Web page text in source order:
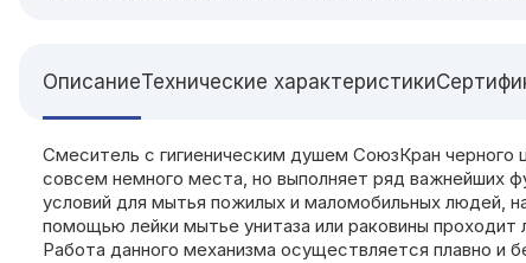
ОписаниеТехнические характеристики
Смеситель с гигиеническим душем СоюзКран черного
совсем немного места, но выполняет ряд важнейших
условий для мытья пожилых и маломобильных людей,
помощью лейки мытье унитаза или раковины
Работа данного механизма осуществляется плавно